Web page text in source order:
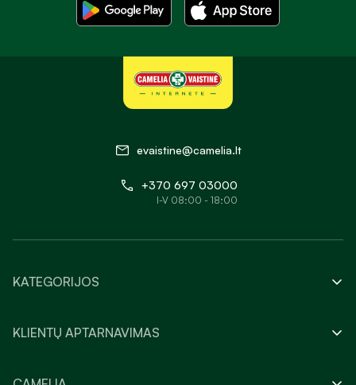
evaistine@camelia.lt
+370 697 03000
I-V 08:00 - 18:00
KATEGORIJOS
KLIENTŲ APTARNAVIMAS